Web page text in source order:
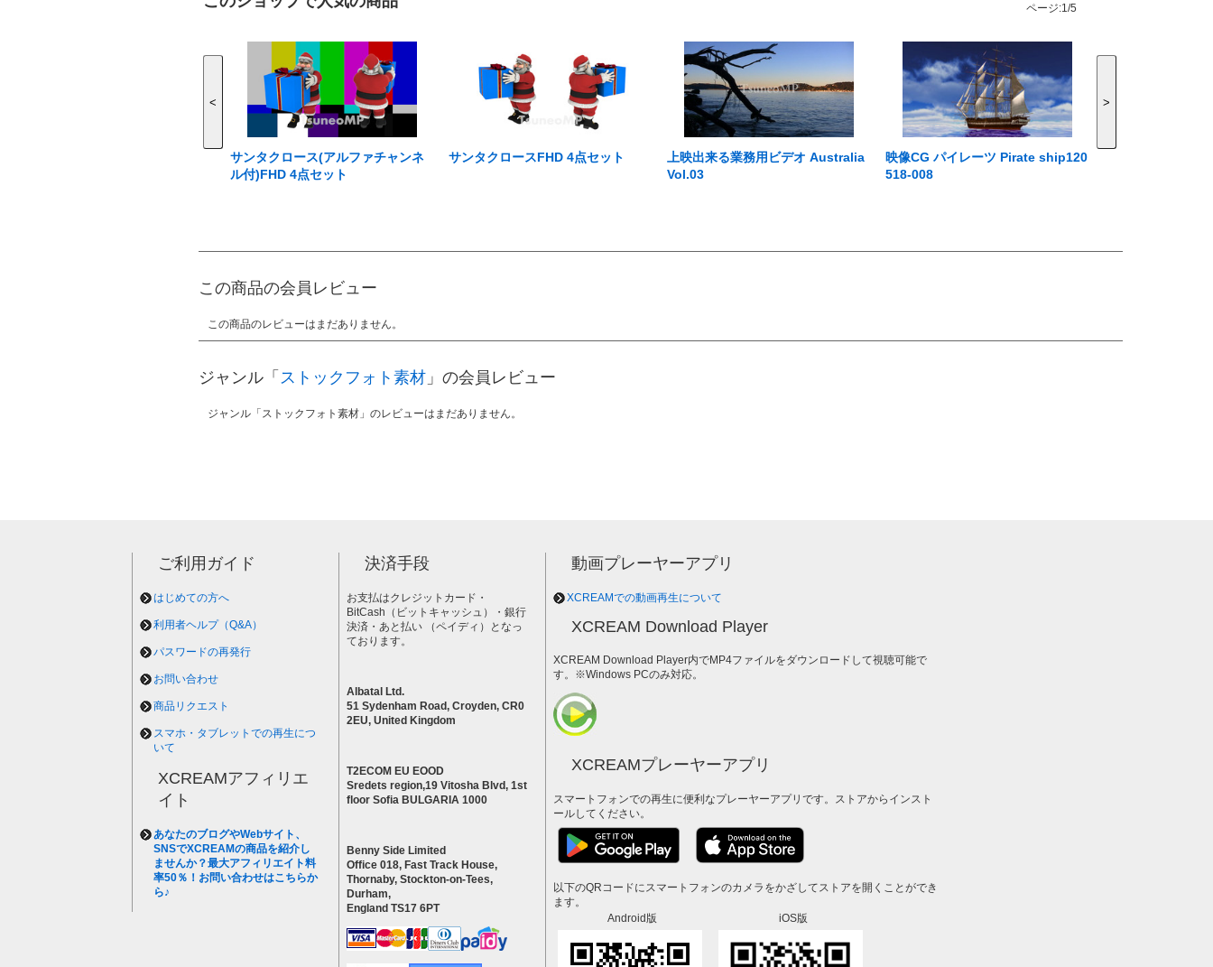
ページ:1/5
<
サンタクロース(アルファチャンネ
ル付)FHD 4点セット
サンタクロースFHD 4点セット
上映出来る業務用ビデオ Australia
Vol.03
映像CG パイレーツ Pirate ship120
518-008
>
この商品の会員レビュー
この商品のレビューはまだありません。
ジャンル「 ストックフォト素材 」の会員レビュー
ジャンル「ストックフォト素材」のレビューはまだありません。
ご利用ガイド
はじめての方へ
利用者ヘルプ（Q&A）
パスワードの再発行
お問い合わせ
商品リクエスト
スマホ・タブレットでの再生につ
いて
XCREAMアフィリエ
イト
あなたのブログやWebサイト、
SNSでXCREAMの商品を紹介し
ませんか？最大アフィリエイト料
率50％！お問い合わせはこちらか
ら♪
決済手段
お支払はクレジットカード・
BitCash（ビットキャッシュ）・銀行
決済・あと払い （ペイディ）となっ
ております。
Albatal Ltd.
51 Sydenham Road, Croyden, CR0
2EU, United Kingdom
T2ECOM EU EOOD
Sredets region,19 Vitosha Blvd, 1st
floor Sofia BULGARIA 1000
Benny Side Limited
Office 018, Fast Track House,
Thornaby, Stockton-on-Tees,
Durham,
England TS17 6PT
動画プレーヤーアプリ
XCREAMでの動画再生について
XCREAM Download Player
XCREAM Download Player内でMP4ファイルをダウンロードして視聴可能で
す。※Windows PCのみ対応。
XCREAMプレーヤーアプリ
スマートフォンでの再生に便利なプレーヤーアプリです。ストアからインスト
ールしてください。
以下のQRコードにスマートフォンのカメラをかざしてストアを開くことができ
ます。
Android版
iOS版